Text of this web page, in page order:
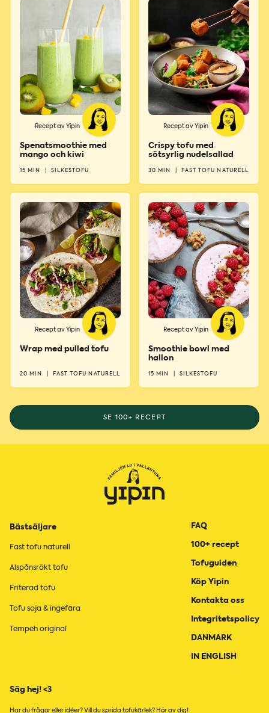
Recept av Yipin
Spenatsmoothie med
mango och kiwi
15 MIN SILKESTOFU
Recept av Yipin
Crispy tofu med
sötsyrlig nudelsallad
30 MIN FAST TOFU NATURELL
Recept av Yipin
Wrap med pulled tofu
20 MIN FAST TOFU NATURELL
Recept av Yipin
Smoothie bowl med
hallon
15 MIN SILKESTOFU
SE 100+ RECEPT
Säg hej! <3
Har du frågor eller idéer? Vill du sprida tofukärlek? Hör av dig!
Bästsäljare
Fast tofu naturell
Alspånsrökt tofu
Friterad tofu
Tofu soja & ingefära
Tempeh original
FAQ
100+ recept
Tofuguiden
Köp Yipin
Kontakta oss
Integritetspolicy
DANMARK
IN ENGLISH